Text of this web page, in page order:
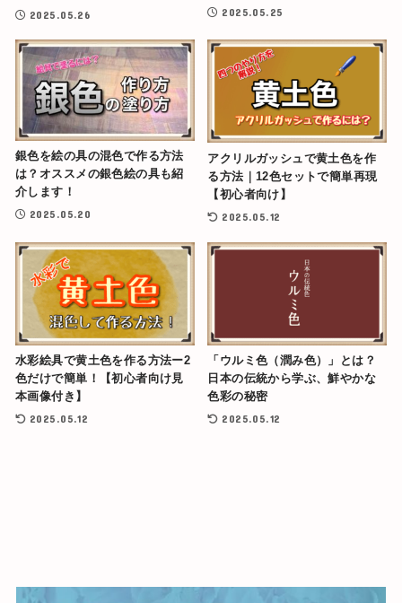
2025.05.26 2025.05.25
銀色を絵の具の混色で作る方法
は？オススメの銀色絵の具も紹
介します！
2025.05.20
アクリルガッシュで黄土色を作
る方法｜12色セットで簡単再現
【初心者向け】
2025.05.12
水彩絵具で黄土色を作る方法ー2
色だけで簡単！【初心者向け見
本画像付き】
2025.05.12
「ウルミ色（潤み色）」とは？
日本の伝統から学ぶ、鮮やかな
色彩の秘密
2025.05.12